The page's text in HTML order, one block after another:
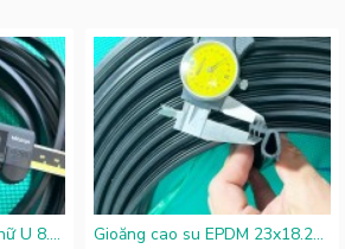
Gioăng cao su EPDM chữ U 8.5x4.8x5 Gioăng cao su EPDM 23x18.25x2.1